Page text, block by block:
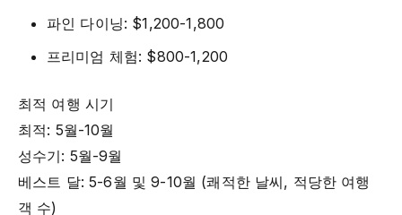
파인 다이닝: $1,200-1,800
프리미엄 체험: $800-1,200
최적 여행 시기
최적: 5월-10월
성수기: 5월-9월
베스트 달: 5-6월 및 9-10월 (쾌적한 날씨, 적당한 여행
객 수)